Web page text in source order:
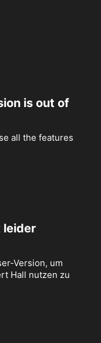
is out of
all the features
leider
Version, um
Hall nutzen zu